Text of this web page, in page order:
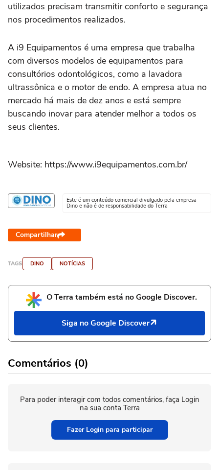
utilizados precisam transmitir conforto e segurança
nos procedimentos realizados.
A i9 Equipamentos é uma empresa que trabalha
com diversos modelos de equipamentos para
consultórios odontológicos, como a lavadora
ultrassônica e o motor de endo. A empresa atua no
mercado há mais de dez anos e está sempre
buscando inovar para atender melhor a todos os
seus clientes.
Website: https://www.i9equipamentos.com.br/
Este é um conteúdo comercial divulgado pela empresa
Dino e não é de responsabilidade do Terra
Compartilhar
TAGS DINO NOTÍCIAS
O Terra também está no Google Discover.
Siga no Google Discover
Comentários (0)
Para poder interagir com todos comentários, faça Login
na sua conta Terra
Fazer Login para participar